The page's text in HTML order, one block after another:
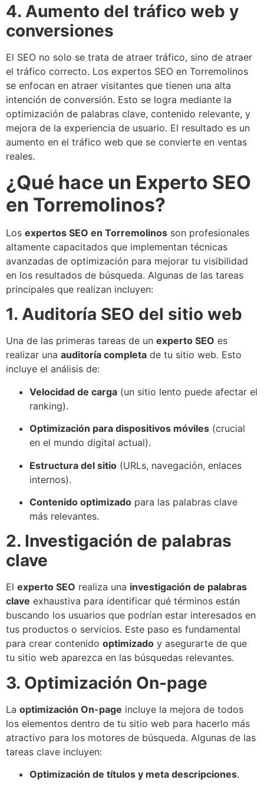
4. Aumento del tráfico web y
conversiones
El SEO no solo se trata de atraer tráfico, sino de atraer
el tráfico correcto. Los expertos SEO en Torremolinos
se enfocan en atraer visitantes que tienen una alta
intención de conversión. Esto se logra mediante la
optimización de palabras clave, contenido relevante, y
mejora de la experiencia de usuario. El resultado es un
aumento en el tráfico web que se convierte en ventas
reales.
¿Qué hace un Experto SEO
en Torremolinos?
Los expertos SEO en Torremolinos son profesionales
altamente capacitados que implementan técnicas
avanzadas de optimización para mejorar tu visibilidad
en los resultados de búsqueda. Algunas de las tareas
principales que realizan incluyen:
1. Auditoría SEO del sitio web
Una de las primeras tareas de un experto SEO es
realizar una auditoría completa de tu sitio web. Esto
incluye el análisis de:
Velocidad de carga (un sitio lento puede afectar el
ranking).
Optimización para dispositivos móviles (crucial
en el mundo digital actual).
Estructura del sitio (URLs, navegación, enlaces
internos).
Contenido optimizado para las palabras clave
más relevantes.
2. Investigación de palabras
clave
El experto SEO realiza una investigación de palabras
clave exhaustiva para identificar qué términos están
buscando los usuarios que podrían estar interesados en
tus productos o servicios. Este paso es fundamental
para crear contenido optimizado y asegurarte de que
tu sitio web aparezca en las búsquedas relevantes.
3. Optimización On-page
La optimización On-page incluye la mejora de todos
los elementos dentro de tu sitio web para hacerlo más
atractivo para los motores de búsqueda. Algunas de las
tareas clave incluyen:
Optimización de títulos y meta descripciones.